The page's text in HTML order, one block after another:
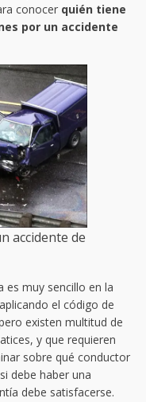
conocer quién tiene
por un accidente
accidente de
es muy sencillo en la
el código de
existen multitud de
y que requieren
sobre qué conductor
debe haber una
debe satisfacerse.